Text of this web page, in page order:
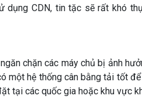
dụng CDN, tin tặc sẽ rất khó
chặn các máy chủ bị ảnh
một hệ thống cân bằng tải tốt
tại các quốc gia hoặc khu vực